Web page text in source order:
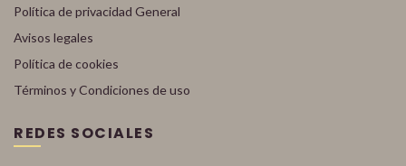
Política de privacidad General
Avisos legales
Política de cookies
Términos y Condiciones de uso
REDES SOCIALES